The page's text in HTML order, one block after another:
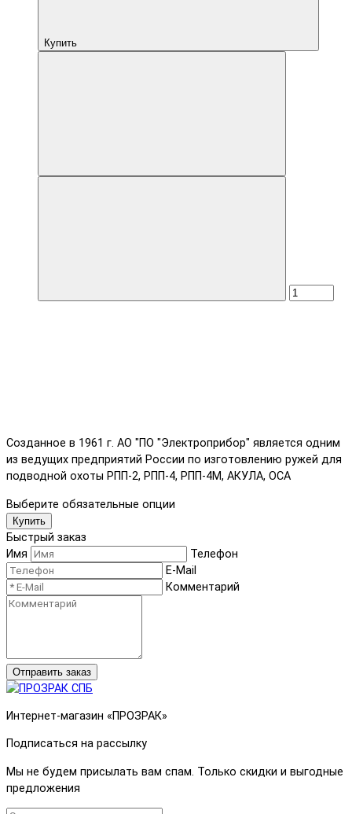
Купить
Созданное в 1961 г. АО "ПО "Электроприбор" является одним
из ведущих предприятий России по изготовлению ружей для
подводной охоты РПП-2, РПП-4, РПП-4М, АКУЛА, ОСА
Выберите обязательные опции
Купить
Быстрый заказ
Имя
Телефон
E-Mail
Комментарий
Отправить заказ
Интернет-магазин «ПРОЗРАК»
Подписаться на рассылку
Мы не будем присылать вам спам. Только скидки и выгодные
предложения